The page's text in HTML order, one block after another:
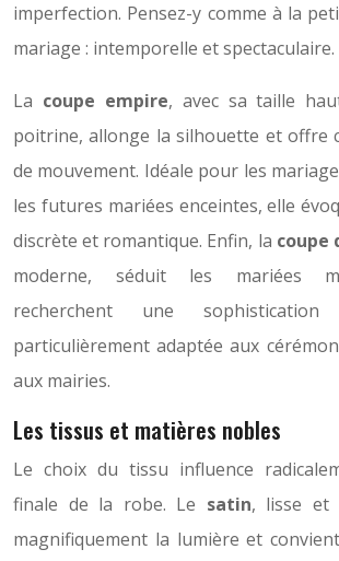
imperfection. Pensez-y comme à la
mariage : intemporelle et spectaculaire.
La coupe empire, avec sa taille
poitrine, allonge la silhouette et offre
de mouvement. Idéale pour les
les futures mariées enceintes, elle
discrète et romantique. Enfin, la coupe
moderne, séduit les mariées
recherchent une
particulièrement adaptée aux
aux mairies.
Les tissus et matières nobles
Le choix du tissu influence
finale de la robe. Le satin, lisse et
magnifiquement la lumière et